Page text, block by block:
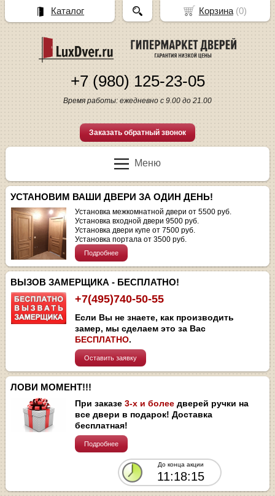
+7 (980) 125-23-05
Время работы: ежедневно с 9.00 до 21.00
Заказать обратный звонок
Меню
УСТАНОВИМ ВАШИ ДВЕРИ ЗА ОДИН ДЕНЬ!
Установка межкомнатной двери от 5500 руб.
Установка входной двери 9500 руб.
Установка двери купе от 7500 руб.
Установка портала от 3500 руб.
Подробнее
ВЫЗОВ ЗАМЕРЩИКА - БЕСПЛАТНО!
+7(495)740-50-55
Если Вы не знаете, как производить
замер, мы сделаем это за Вас
БЕСПЛАТНО.
Оставить заявку
ЛОВИ МОМЕНТ!!!
При заказе3-х и более дверей ручки на
все двери в подарок! Доставка
бесплатная!
Подробнее
До конца акции
11:18:15
Корзина(0)
Каталог